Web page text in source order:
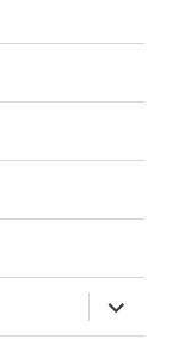
ー
開
サ
ブ
メ